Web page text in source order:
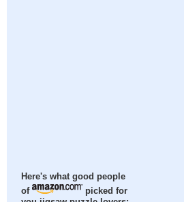
Here's what good people
of
picked for